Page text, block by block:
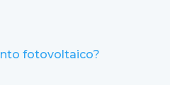
fotovoltaico?